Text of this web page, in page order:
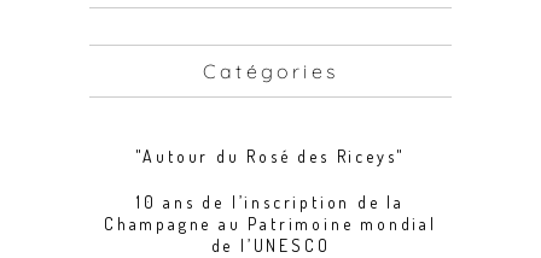
Catégories
"Autour du Rosé des Riceys"
10 ans de l’inscription de la
Champagne au Patrimoine mondial
de l’UNESCO